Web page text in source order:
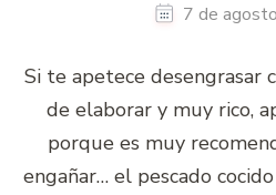
7 de
Si te apetece desengrasar
de elaborar y muy rico,
porque es muy
engañar… el pescado